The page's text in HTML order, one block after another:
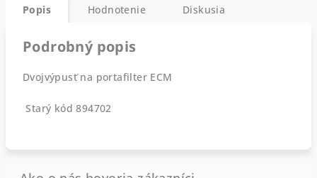
Popis Hodnotenie Diskusia
Podrobný popis
Dvojvýpusť na portafilter ECM
Starý kód 894702